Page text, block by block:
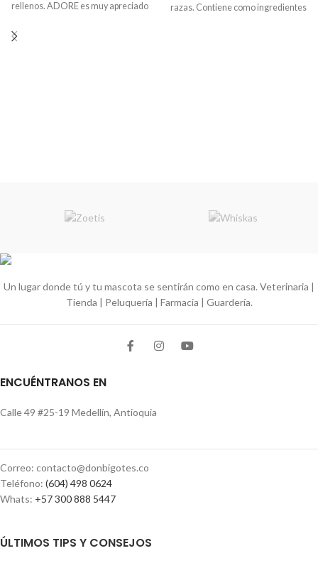
rellenos. ADORE es muy apreciado
razas. Contiene como ingredientes
Un lugar donde tú y tu mascota se sentirán como en casa. Veterinaria |
Tienda | Peluquería | Farmacia | Guardería.
ENCUÉNTRANOS EN
Calle 49 #25-19 Medellín, Antioquia
Correo: contacto@donbigotes.co
Teléfono: (604) 498 0624
Whats: +57 300 888 5447
ÚLTIMOS TIPS Y CONSEJOS